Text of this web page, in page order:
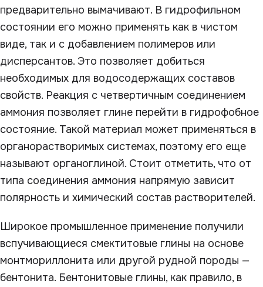
предварительно вымачивают. В гидрофильном
состоянии его можно применять как в чистом
виде, так и с добавлением полимеров или
дисперсантов. Это позволяет добиться
необходимых для водосодержащих составов
свойств. Реакция с четвертичным соединением
аммония позволяет глине перейти в гидрофобное
состояние. Такой материал может применяться в
органорастворимых системах, поэтому его еще
называют органоглиной. Стоит отметить, что от
типа соединения аммония напрямую зависит
полярность и химический состав растворителей.
Широкое промышленное применение получили
вспучивающиеся смектитовые глины на основе
монтмориллонита или другой рудной породы —
бентонита. Бентонитовые глины, как правило, в